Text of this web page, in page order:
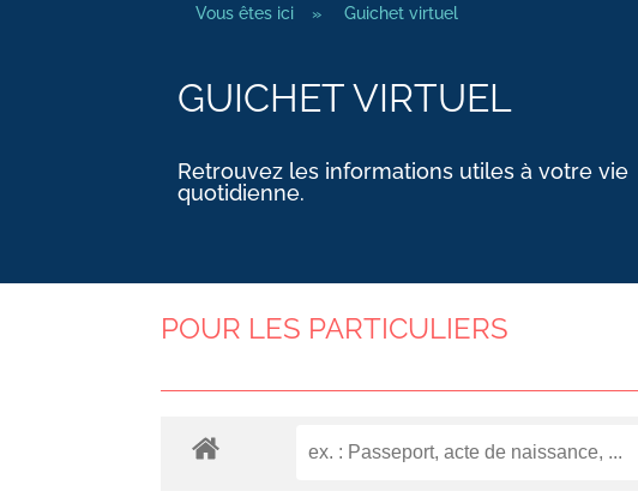
Vous êtes ici » Guichet virtuel
GUICHET VIRTUEL
Retrouvez les informations utiles à votre vie
quotidienne.
POUR LES PARTICULIERS